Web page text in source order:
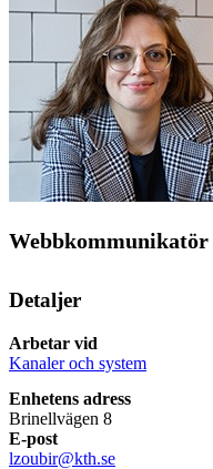
Webbkommunikatör
Detaljer
Arbetar vid
Kanaler och system
Enhetens adress
Brinellvägen 8
E-post
lzoubir@kth.se